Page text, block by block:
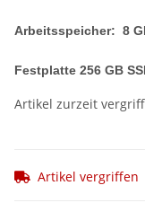
Arbeitsspeicher: 8
Festplatte 256 GB
Artikel zurzeit
Artikel vergriffen